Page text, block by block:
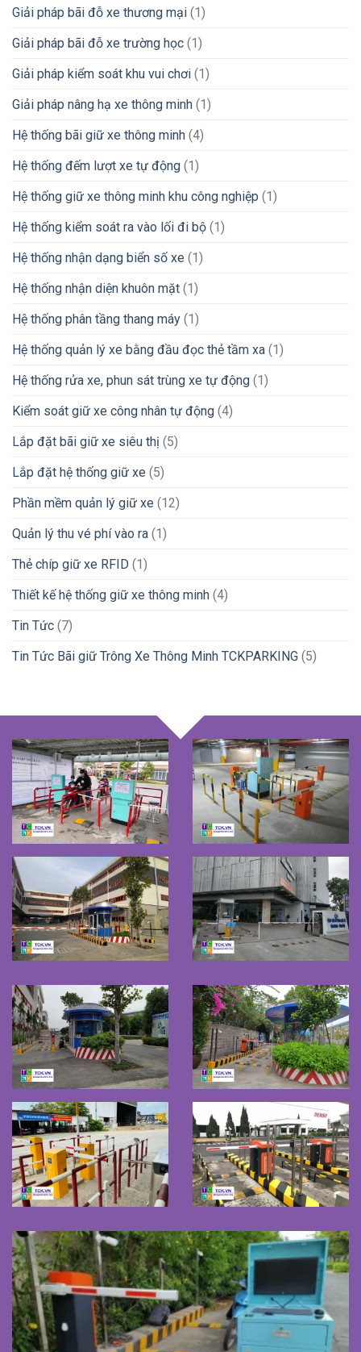
Giải pháp bãi đỗ xe thương mại (1)
Giải pháp bãi đỗ xe trường học (1)
Giải pháp kiểm soát khu vui chơi (1)
Giải pháp nâng hạ xe thông minh (1)
Hệ thống bãi giữ xe thông minh (4)
Hệ thống đếm lượt xe tự động (1)
Hệ thống giữ xe thông minh khu công nghiệp (1)
Hệ thống kiểm soát ra vào lối đi bộ (1)
Hệ thống nhận dạng biển số xe (1)
Hệ thống nhận diện khuôn mặt (1)
Hệ thống phân tầng thang máy (1)
Hệ thống quản lý xe bằng đầu đọc thẻ tầm xa (1)
Hệ thống rửa xe, phun sát trùng xe tự động (1)
Kiểm soát giữ xe công nhân tự động (4)
Lắp đặt bãi giữ xe siêu thị (5)
Lắp đặt hệ thống giữ xe (5)
Phần mềm quản lý giữ xe (12)
Quản lý thu vé phí vào ra (1)
Thẻ chíp giữ xe RFID (1)
Thiết kế hệ thống giữ xe thông minh (4)
Tin Tức (7)
Tin Tức Bãi giữ Trông Xe Thông Minh TCKPARKING (5)